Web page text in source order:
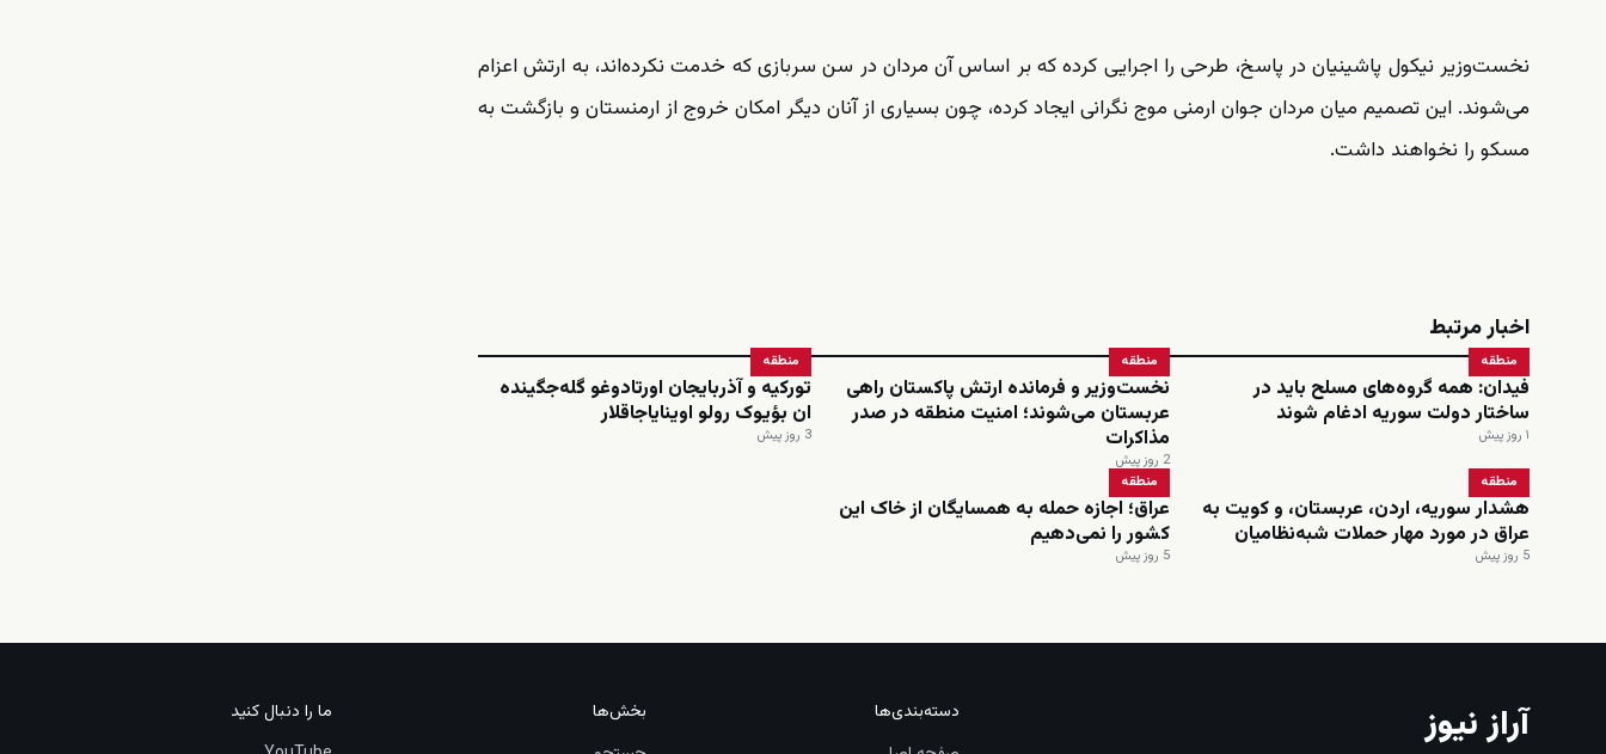
نخست‌وزیر نیکول پاشینیان در پاسخ، طرحی را اجرایی کرده که بر اساس آن مردان در سن سربازی که خدمت نکرده‌اند، به ارتش اعزام
می‌شوند. این تصمیم میان مردان جوان ارمنی موج نگرانی ایجاد کرده، چون بسیاری از آنان دیگر امکان خروج از ارمنستان و بازگشت به
مسکو را نخواهند داشت.
اخبار مرتبط
منطقه
فیدان: همه گروه‌های مسلح باید در
ساختار دولت سوریه ادغام شوند
۱ روز پیش
منطقه
نخست‌وزیر و فرمانده ارتش پاکستان راهی
عربستان می‌شوند؛ امنیت منطقه در صدر
مذاکرات
2 روز پیش
منطقه
تورکیه و آذربایجان اورتادوغو گله‌جگینده
ان بؤیوک رولو اوینایاجاقلار
3 روز پیش
منطقه
هشدار سوریه، اردن، عربستان، و کویت به
عراق در مورد مهار حملات شبه‌نظامیان
5 روز پیش
منطقه
عراق؛ اجازه حمله به همسایگان از خاک این
کشور را نمی‌دهیم
5 روز پیش
آراز نیوز
دسته‌بندی‌ها
بخش‌ها
ما را دنبال کنید